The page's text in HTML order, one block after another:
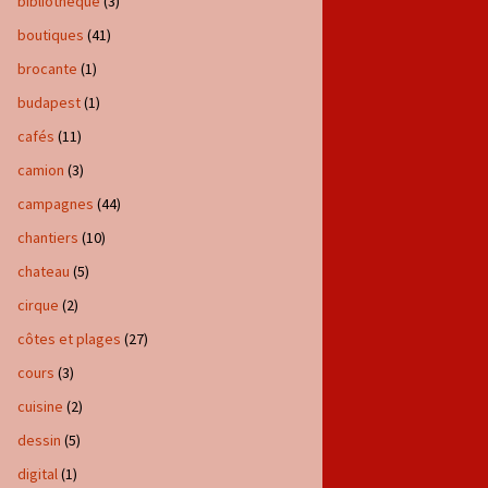
boutiques (41)
brocante (1)
budapest(1)
cafés (11)
camion (3)
campagnes (44)
chantiers (10)
chateau (5)
cirque (2)
côtes et plages (27)
cours (3)
cuisine (2)
dessin (5)
digital(1)